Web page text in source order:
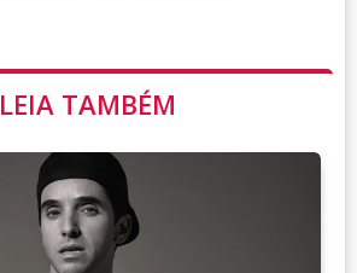
LEIA TAMBÉM